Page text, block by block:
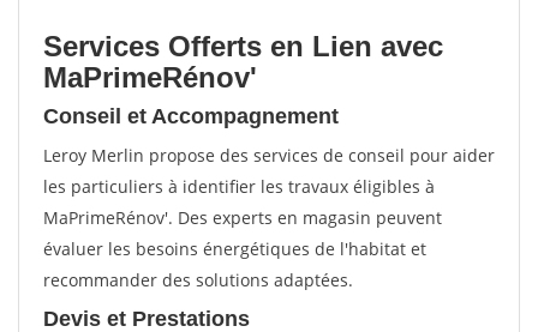
Services Offerts en Lien avec
MaPrimeRénov'
Conseil et Accompagnement
Leroy Merlin propose des services de conseil pour aider
les particuliers à identifier les travaux éligibles à
MaPrimeRénov'. Des experts en magasin peuvent
évaluer les besoins énergétiques de l'habitat et
recommander des solutions adaptées.
Devis et Prestations